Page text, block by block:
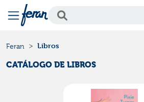
Feran Libros
CATÁLOGO DE LIBROS